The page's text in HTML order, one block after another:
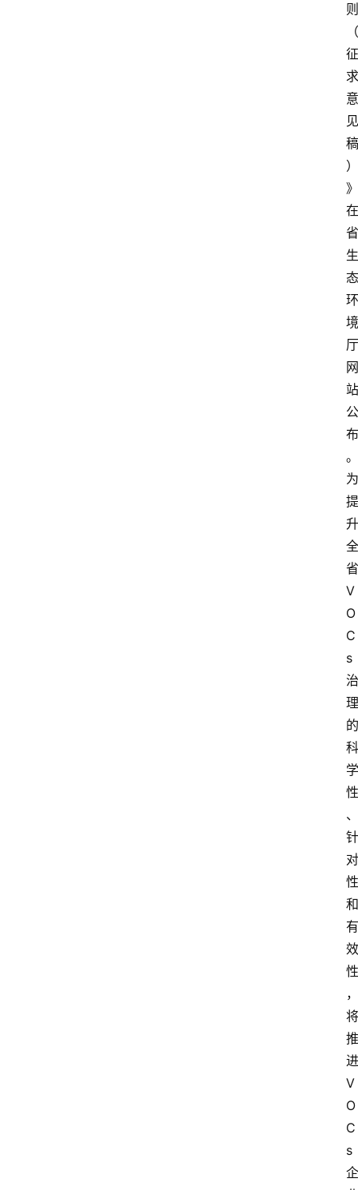
则
（
征
求
意
见
稿
）
》
在
省
生
态
环
境
厅
网
站
公
布
。
为
提
升
全
省
V
O
C
s
治
理
的
科
学
性
、
针
对
性
和
有
效
性
，
将
推
进
V
O
C
s
企